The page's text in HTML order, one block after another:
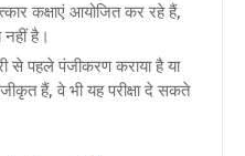
कक्षाएं आयोजित कर रहे हैं,
है।
से पहले पंजीकरण कराया है या
हैं, वे भी यह परीक्षा दे सकते